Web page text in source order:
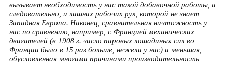
вызывает необходимость у нас такой добавочной работы, а
следовательно, и лишних рабочих рук, которой не знает
Западная Европа. Наконец, сравнительная ничтожность у
нас по сравнению, например, с Францией механических
двигателей (в 1908 г. число паровых лошадиных сил во
Франции было в 15 раз больше, нежели у нас) и меньшая,
обусловленная многими причинами производительность